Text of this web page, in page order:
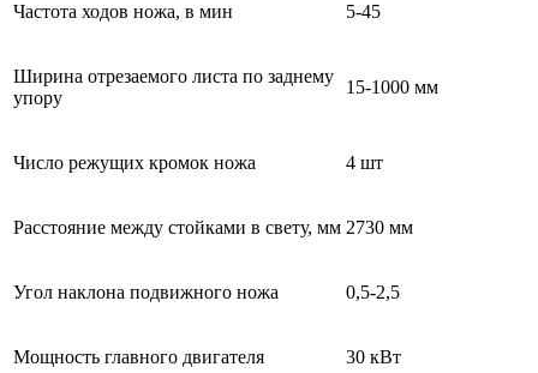
Частота ходов ножа, в мин 5-45
Ширина отрезаемого листа по заднему
упору
15-1000 мм
Число режущих кромок ножа 4 шт
Расстояние между стойками в свету, мм 2730 мм
Угол наклона подвижного ножа 0,5-2,5
Мощность главного двигателя 30 кВт